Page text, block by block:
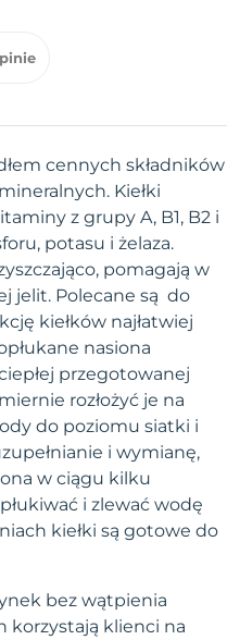
cennych składników
Kiełki
z grupy A, B1, B2 i
potasu i żelaza.
pomagają w
jelit. Polecane są do
kiełków najłatwiej
nasiona
przegotowanej
rozłożyć je na
do poziomu siatki i
i wymianę,
w ciągu kilku
i zlewać wodę
kiełki są gotowe do
bez wątpienia
korzystają klienci na